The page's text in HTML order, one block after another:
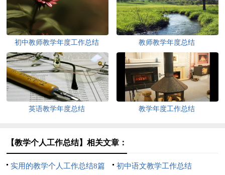
初中教师教学年度工作总结 教师教学年度总结
英语教学年度总结 教学年度工作总结
【教学个人工作总结】相关文章：
实用的教学个人工作总结8篇 初中语文教学工作总结